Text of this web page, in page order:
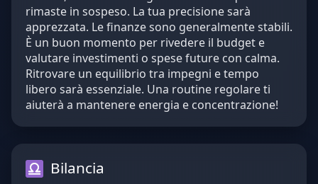
rimaste in sospeso. La tua precisione sarà
apprezzata. Le finanze sono generalmente stabili.
È un buon momento per rivedere il budget e
valutare investimenti o spese future con calma.
Ritrovare un equilibrio tra impegni e tempo
libero sarà essenziale. Una routine regolare ti
aiuterà a mantenere energia e concentrazione!
Bilancia